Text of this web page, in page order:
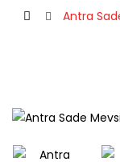
Antra